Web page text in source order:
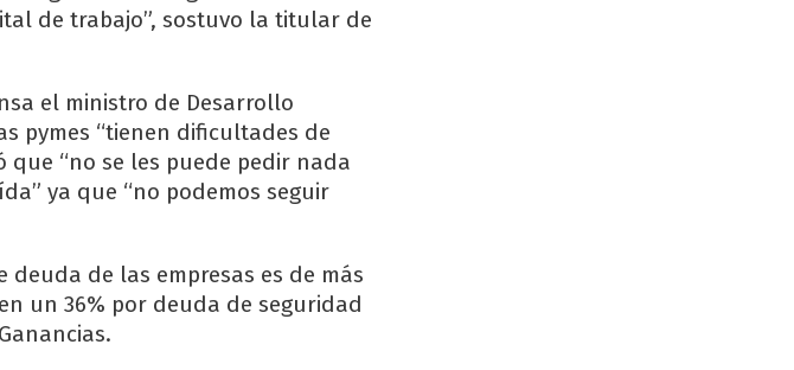
de trabajo”, sostuvo la titular de
el ministro de Desarrollo
pymes “tienen dificultades de
que “no se les puede pedir nada
ya que “no podemos seguir
deuda de las empresas es de más
un 36% por deuda de seguridad